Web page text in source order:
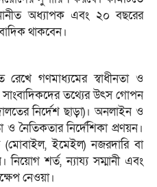
অধ্যাপক এবং ২০ বছরের
থাকবেন।
গণমাধ্যমের স্বাধীনতা ও
সাংবাদিকদের তথ্যের উৎস গোপন
নির্দেশ ছাড়া)। অনলাইন ও
ও নৈতিকতার নির্দেশিকা প্রণয়ন।
(মোবাইল, ইমেইল) নজরদারি বা
নিয়োগ শর্ত, ন্যায্য সম্মানী এবং
নেওয়া।